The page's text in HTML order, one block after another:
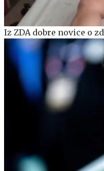
Iz ZDA dobre novice o